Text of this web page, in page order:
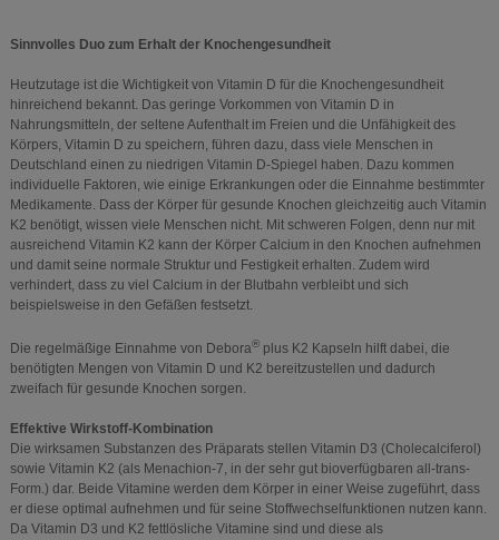
Sinnvolles Duo zum Erhalt der Knochengesundheit
Heutzutage ist die Wichtigkeit von Vitamin D für die Knochengesundheit
hinreichend bekannt. Das geringe Vorkommen von Vitamin D in
Nahrungsmitteln, der seltene Aufenthalt im Freien und die Unfähigkeit des
Körpers, Vitamin D zu speichern, führen dazu, dass viele Menschen in
Deutschland einen zu niedrigen Vitamin D-Spiegel haben. Dazu kommen
individuelle Faktoren, wie einige Erkrankungen oder die Einnahme bestimmter
Medikamente. Dass der Körper für gesunde Knochen gleichzeitig auch Vitamin
K2 benötigt, wissen viele Menschen nicht. Mit schweren Folgen, denn nur mit
ausreichend Vitamin K2 kann der Körper Calcium in den Knochen aufnehmen
und damit seine normale Struktur und Festigkeit erhalten. Zudem wird
verhindert, dass zu viel Calcium in der Blutbahn verbleibt und sich
beispielsweise in den Gefäßen festsetzt.
Die regelmäßige Einnahme von Debora®plus K2 Kapseln hilft dabei, die
benötigten Mengen von Vitamin D und K2 bereitzustellen und dadurch
zweifach für gesunde Knochen sorgen.
Effektive Wirkstoff-Kombination
Die wirksamen Substanzen des Präparats stellen Vitamin D3 (Cholecalciferol)
sowie Vitamin K2 (als Menachion-7, in der sehr gut bioverfügbaren all-trans-
Form.) dar. Beide Vitamine werden dem Körper in einer Weise zugeführt, dass
er diese optimal aufnehmen und für seine Stoffwechselfunktionen nutzen kann.
Da Vitamin D3 und K2 fettlösliche Vitamine sind und diese als